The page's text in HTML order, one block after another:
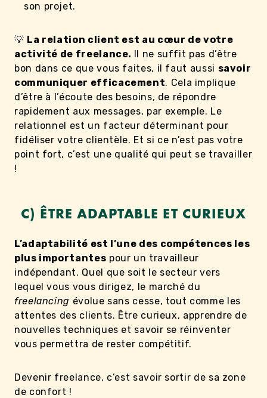
son projet.
💡 La relation client est au cœur de votre
activité de freelance. Il ne suffit pas d’être
bon dans ce que vous faites, il faut aussi savoir
communiquer efficacement. Cela implique
d’être à l’écoute des besoins, de répondre
rapidement aux messages, par exemple. Le
relationnel est un facteur déterminant pour
fidéliser votre clientèle. Et si ce n’est pas votre
point fort, c’est une qualité qui peut se travailler
!
C) ÊTRE ADAPTABLE ET CURIEUX
L’adaptabilité est l’une des compétences les
plus importantes pour un travailleur
indépendant. Quel que soit le secteur vers
lequel vous vous dirigez, le marché du
freelancing évolue sans cesse, tout comme les
attentes des clients. Être curieux, apprendre de
nouvelles techniques et savoir se réinventer
vous permettra de rester compétitif.
Devenir freelance, c’est savoir sortir de sa zone
de confort !